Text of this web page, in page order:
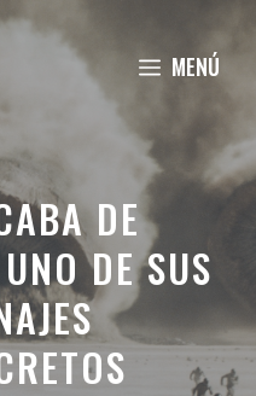
MENÚ
DE
DE SUS